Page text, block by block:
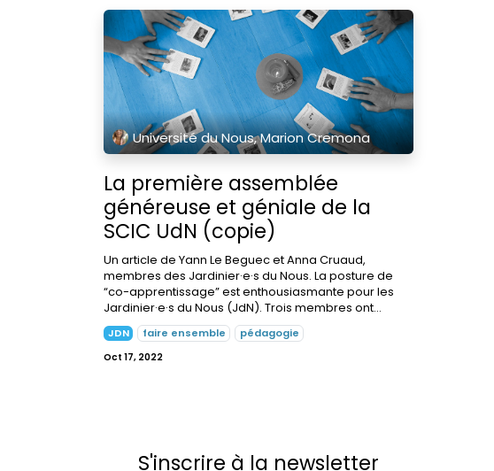
Université du Nous, Marion Cremona
La première assemblée
généreuse et géniale de la
SCIC UdN (copie)
Un article de Yann Le Beguec et Anna Cruaud,
membres des Jardinier·e·s du Nous. La posture de
“co-apprentissage” est enthousiasmante pour les
Jardinier·e·s du Nous (JdN). Trois membres ont...
JDN faire ensemble pédagogie
Oct 17, 2022
S'inscrire à la newsletter